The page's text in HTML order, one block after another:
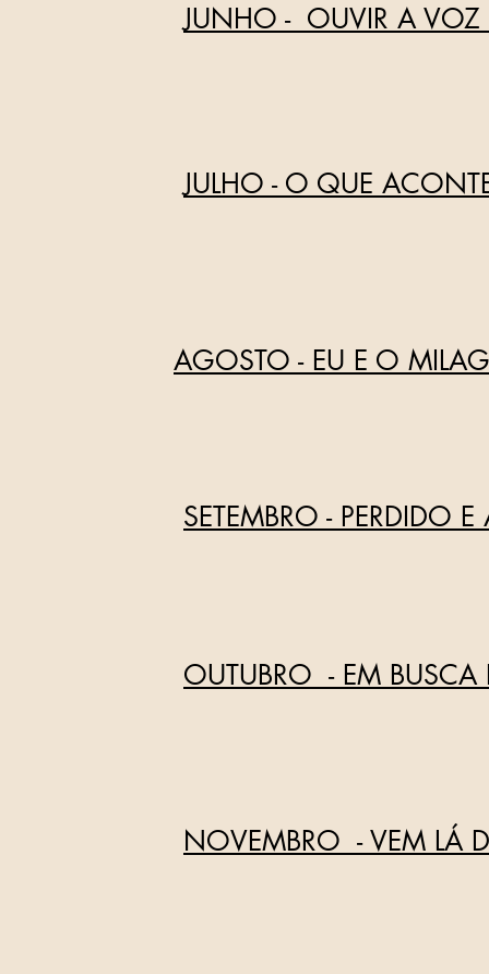
JUNHO - OUVIR A VOZ
JULHO - O QUE
SETEMBRO - PERDIDO
OUTUBRO - EM
NOVEMBRO - VEM LÁ
AGOSTO - EU E O